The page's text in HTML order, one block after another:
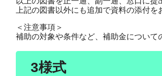
上記の図書以外にも追加で資料の添付
＜注意事項＞
補助の対象や条件など、補助金について
3様式